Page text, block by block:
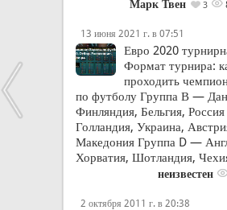
Марк Твен 3
13 июня 2021 г. в 07:51
Евро 2020
Формат турнира:
проходить
по футболу Группа В —
Финляндия, Бельгия,
Голландия, Украина,
Македония Группа D —
Хорватия, Шотландия,
неизвестен
2 октября 2011 г. в 20:38